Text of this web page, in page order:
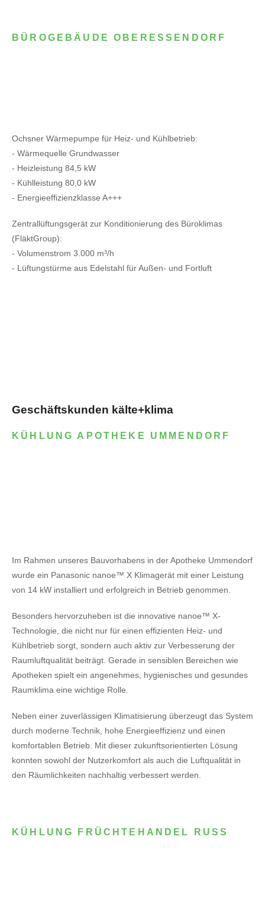
BÜROGEBÄUDE OBERESSENDORF
Ochsner Wärmepumpe für Heiz- und Kühlbetrieb:
- Wärmequelle Grundwasser
- Heizleistung 84,5 kW
- Kühlleistung 80,0 kW
- Energieeffizienzklasse A+++
Zentrallüftungsgerät zur Konditionierung des Büroklimas
(FläktGroup):
- Volumenstrom 3.000 m³/h
- Lüftungstürme aus Edelstahl für Außen- und Fortluft
Geschäftskunden kälte+klima
KÜHLUNG APOTHEKE UMMENDORF
Im Rahmen unseres Bauvorhabens in der Apotheke Ummendorf
wurde ein Panasonic nanoe™ X Klimagerät mit einer Leistung
von 14 kW installiert und erfolgreich in Betrieb genommen.
Besonders hervorzuheben ist die innovative nanoe™ X-
Technologie, die nicht nur für einen effizienten Heiz- und
Kühlbetrieb sorgt, sondern auch aktiv zur Verbesserung der
Raumluftqualität beiträgt. Gerade in sensiblen Bereichen wie
Apotheken spielt ein angenehmes, hygienisches und gesundes
Raumklima eine wichtige Rolle.
Neben einer zuverlässigen Klimatisierung überzeugt das System
durch moderne Technik, hohe Energieeffizienz und einen
komfortablen Betrieb. Mit dieser zukunftsorientierten Lösung
konnten sowohl der Nutzerkomfort als auch die Luftqualität in
den Räumlichkeiten nachhaltig verbessert werden.
KÜHLUNG FRÜCHTEHANDEL RUSS